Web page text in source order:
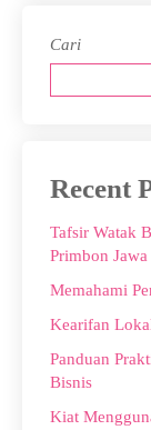
Cari
Recent
Tafsir Watak
Primbon Jawa
Memahami
Kearifan
Panduan
Bisnis
Kiat